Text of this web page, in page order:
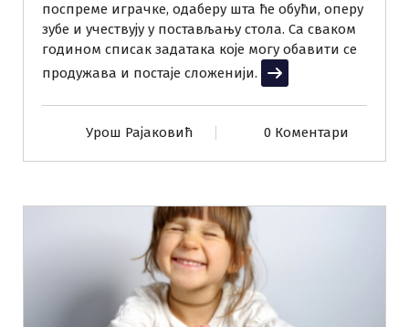
поспреме играчке, одаберу шта ће обући, оперу
зубе и учествују у постављању стола. Са сваком
годином списак задатака које могу обавити се
продужава и постаје сложенији.
Прочитај више
Урош Рајаковић 0 Коментари